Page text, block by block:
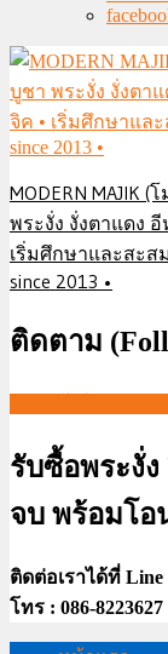
MODERN MAJIK
พระงั่ง งั่งตาแดง อี
เริ่มศึกษาและสะส
since 2013 •
ติดตาม
รับซื้อพระงั่
จบ พร้อมโ
ติดต่อเราได้ที่ Line
โทร : 086-